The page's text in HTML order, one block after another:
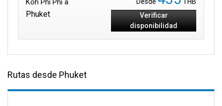
Koh Phi Phi a
Phuket
Verificar
disponibilidad
Rutas desde Phuket